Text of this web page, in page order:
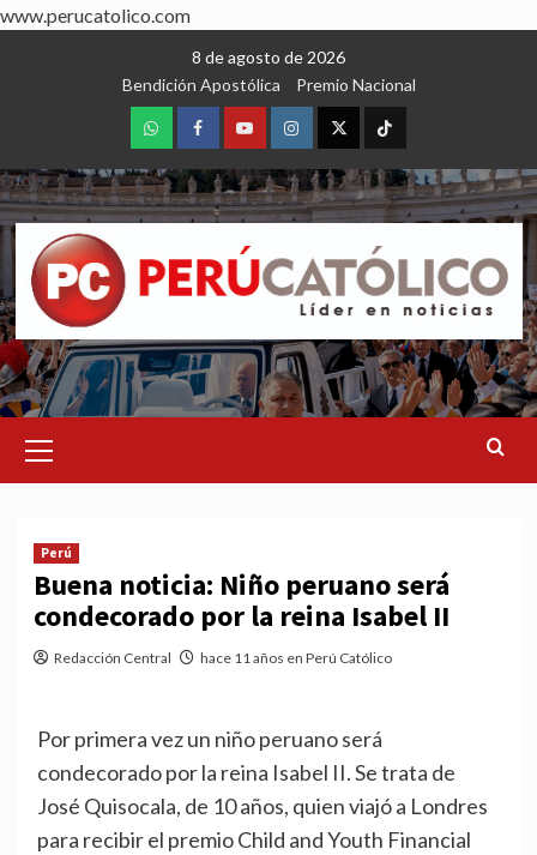
www.perucatolico.com
8 de agosto de 2026
Bendición Apostólica
Premio Nacional
WhatsAppFacebookYoutubeInstagram
X TikTok
Menu
Perú
Buena noticia: Niño peruano será
condecorado por la reina Isabel II
Redacción Central hace 11 años en Perú Católico
Por primera vez un niño peruano será
condecorado por la reina Isabel II. Se trata de
José Quisocala, de 10 años, quien viajó a Londres
para recibir el premio Child and Youth Financial